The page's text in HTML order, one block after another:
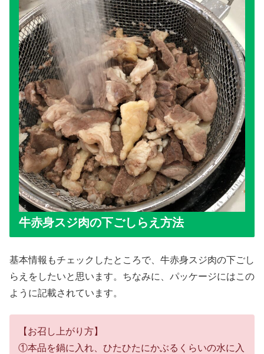
牛赤身スジ肉の下ごしらえ方法
基本情報もチェックしたところで、牛赤身スジ肉の下ごし
らえをしたいと思います。ちなみに、パッケージにはこの
ように記載されています。
【お召し上がり方】
①本品を鍋に入れ、ひたひたにかぶるくらいの水に入